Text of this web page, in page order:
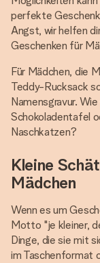
perfekte
Angst, wir helfen
Geschenken für
Für Mädchen, die
Teddy-Rucksack
Namensgravur.
Schokoladentafel
Naschkatzen?
Kleine
Mädchen
Wenn es um
Motto "je kleiner,
Dinge, die sie mit
im Taschenformat